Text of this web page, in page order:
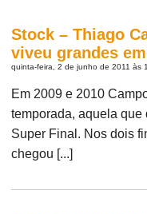
Stock – Thiago
viveu grandes
quinta-feira, 2 de junho de 2011 às
Em 2009 e 2010
temporada, aquela
Super Final. Nos dois
chegou [...]